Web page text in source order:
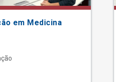
em Medicina